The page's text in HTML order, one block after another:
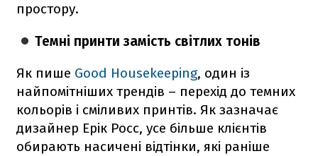
простору.
Темні принти замість світлих тонів
Як пише Good Housekeeping, один із
найпомітніших трендів – перехід до темних
кольорів і сміливих принтів. Як зазначає
дизайнер Ерік Росс, усе більше клієнтів
обирають насичені відтінки, які раніше